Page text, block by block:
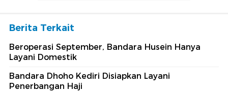
Berita Terkait
Beroperasi September, Bandara Husein Hanya
Layani Domestik
Bandara Dhoho Kediri Disiapkan Layani
Penerbangan Haji